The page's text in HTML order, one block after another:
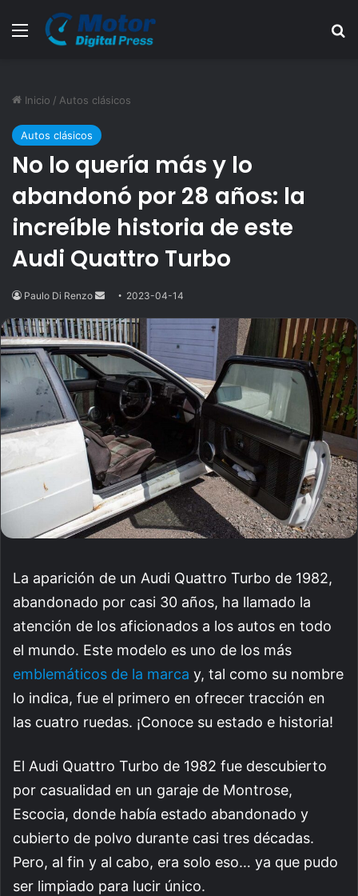
Menú
Inicio / Autos clásicos
Autos clásicos
No lo quería más y lo
abandonó por 28 años: la
increíble historia de este
Audi Quattro Turbo
Paulo Di Renzo
Send
email
2023-04-14
La aparición de un Audi Quattro Turbo de 1982,
abandonado por casi 30 años, ha llamado la
atención de los aficionados a los autos en todo
el mundo. Este modelo es uno de los más
emblemáticos de la marca y, tal como su nombre
lo indica, fue el primero en ofrecer tracción en
las cuatro ruedas. ¡Conoce su estado e historia!
El Audi Quattro Turbo de 1982 fue descubierto
por casualidad en un garaje de Montrose,
Escocia, donde había estado abandonado y
cubierto de polvo durante casi tres décadas.
Pero, al fin y al cabo, era solo eso… ya que pudo
ser limpiado para lucir único.